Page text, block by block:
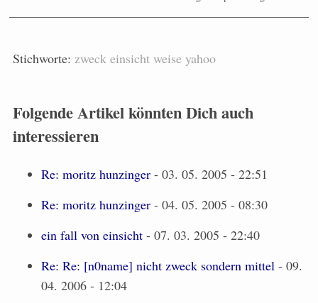
Stichworte: zweck einsicht weise yahoo
Folgende Artikel könnten Dich auch
interessieren
Re: moritz hunzinger - 03. 05. 2005 - 22:51
Re: moritz hunzinger - 04. 05. 2005 - 08:30
ein fall von einsicht - 07. 03. 2005 - 22:40
Re: Re: [n0name] nicht zweck sondern mittel - 09.
04. 2006 - 12:04